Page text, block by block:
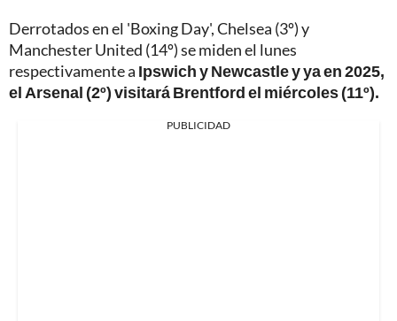
Derrotados en el 'Boxing Day', Chelsea (3º) y
Manchester United (14º) se miden el lunes
respectivamente a Ipswich y Newcastle y ya en 2025,
el Arsenal (2º) visitará Brentford el miércoles (11º).
PUBLICIDAD